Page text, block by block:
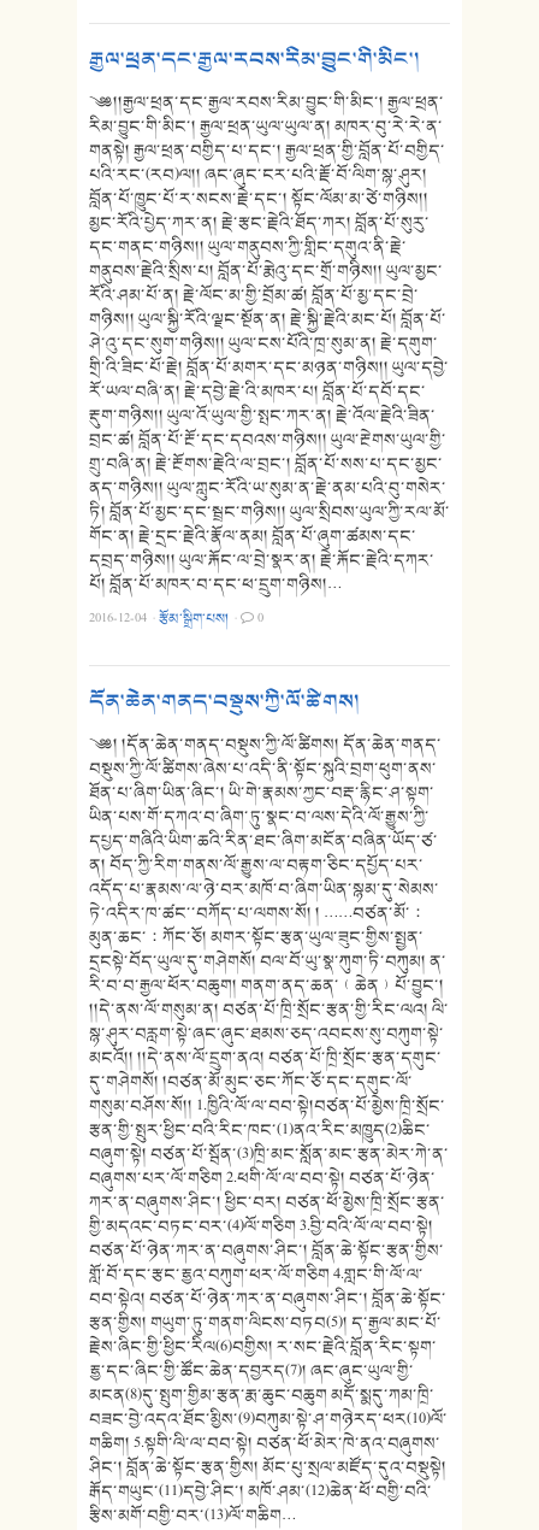
རྒྱལ་ཕྲན་དང་རྒྱལ་རབས་རིམ་བྱུང་གི་མིང་།
༄༅།།རྒྱལ་ཕྲན་དང་རྒྱལ་རབས་རིམ་བྱུང་གི་མིང་། རྒྱལ་ཕྲན་
རིམ་བྱུང་གི་མིང་། རྒྱལ་ཕྲན་ཡུལ་ཡུལ་ན། མཁར་བུ་རེ་རེ་ན་
གནསྟེ། རྒྱལ་ཕྲན་བགྱིད་པ་དང་། རྒྱལ་ཕྲན་གྱི་བློན་པོ་བགྱིད་
པའི་རང་(རབ)ལ།། ཞང་ཞུང་ངར་པའི་རྗོ་བོ་ལིག་སྙ་ཤུར།
བློན་པོ་ཁྱུང་པོ་ར་སངས་རྗེ་དང་། སྟོང་ལོམ་མ་ཙེ་གཉིས།།
མྱང་རོའི་པྱེད་ཀར་ན། རྗེ་རྩང་རྗེའི་ཐོད་ཀར། བློན་པོ་སུརུ་
དང་གནང་གཉིས།། ཡུལ་གནུབས་ཀྱི་གླིང་དགུའ་ནི་རྗེ་
གནུབས་རྗེའི་སྲིས་པ། བློན་པོ་རྨེའུ་དང་གྲོ་གཉིས།། ཡུལ་མྱང་
རོའི་ཤམ་པོ་ན། རྗེ་ལོང་མ་གྱི་བྲོམ་ཚ། བློན་པོ་མྱ་དང་བྲེ་
གཉིས།། ཡུལ་སྐྱི་རོའི་ལྗང་སྔོན་ན། རྗེ་སྐྱི་རྗེའི་མང་པོ། བློན་པོ་
ཤེ་འུ་དང་སུག་གཉིས།། ཡུལ་ངས་པོའི་ཁྲ་སུམ་ན། རྗེ་དགུག་
གྲི་འི་ཟིང་པོ་རྗེ། བློན་པོ་མགར་དང་མཉན་གཉིས།། ཡུལ་དབྱེ་
རོ་ཡལ་བཞི་ན། རྗེ་དབྱེ་རྗེ་འི་མཁར་པ། བློན་པོ་དབོ་དང་
རྡུག་གཉིས།། ཡུལ་འོ་ཡུལ་གྱི་སྤང་ཀར་ན། རྗེ་འོལ་རྗེའི་ཟིན་
བྲང་ཚ། བློན་པོ་རྔོ་དང་དབའས་གཉིས།། ཡུལ་རྔེགས་ཡུལ་གྱི་
གྲུ་བཞི་ན། རྗེ་རྔོགས་རྗེའི་ལ་བྲང་། བློན་པོ་སས་པ་དང་མྱང་
ནད་གཉིས།། ཡུལ་ཀླུང་རོའི་ཡ་སུམ་ན་རྗེ་ནམ་པའི་བུ་གསེར་
ཏི། བློན་པོ་མྱང་དང་སྦྲང་གཉིས།། ཡུལ་སྲིབས་ཡུལ་ཀྱི་རལ་མོ་
གོང་ན། རྗེ་དྲང་རྗེའི་རྣོལ་ནམ། བློན་པོ་ཞུག་ཚམས་དང་
དབྲད་གཉིས།། ཡུལ་རྐོང་ལ་བྲེ་སྣར་ན། རྗེ་རྐོང་རྗེའི་དཀར་
པོ། བློན་པོ་མཁར་བ་དང་ཕ་དྲུག་གཉིས།…
2016-12-04 ·རྩོམ་སྒྲིག་པས། · 0
དོན་ཆེན་གནད་བསྡུས་ཀྱི་ལོ་ཚིགས།
༄༅། །དོན་ཆེན་གནད་བསྡུས་ཀྱི་ལོ་ཚིགས། དོན་ཆེན་གནད་
བསྡུས་ཀྱི་ལོ་ཚིགས་ཞེས་པ་འདི་ནི་སྟོང་སྐུའི་བྲག་ཕུག་ནས་
ཐོན་པ་ཞིག་ཡིན་ཞིང་། ཡི་གེ་རྣམས་ཀྱང་བརྡ་རྙིང་ཤ་སྟག་
ཡིན་པས་གོ་དཀའ་བ་ཞིག་ཏུ་སྣང་བ་ལས་དེའི་ལོ་རྒྱུས་ཀྱི་
དཔྱད་གཞིའི་ཡིག་ཆའི་རིན་ཐང་ཞིག་མངོན་བཞིན་ཡོད་ཙ་
ན། བོད་ཀྱི་རིག་གནས་ལོ་རྒྱུས་ལ་བརྟག་ཅིང་དཔྱོད་པར་
འདོད་པ་རྣམས་ལ་ཉེ་བར་མཁོ་བ་ཞིག་ཡིན་སྙམ་དུ་སེམས་
ཏེ་འདིར་ཁ་ཚང་་བཀོད་པ་ལགས་སོ། ། ……བཙན་མོ་：
མུན་ཆང་：ཀོང་ཅོ། མགར་སྟོང་རྩན་ཡུལ་ཟུང་གྱིས་སྤྱན་
དྲངསྟེ་བོད་ཡུལ་དུ་གཤེགསོ། བལ་བོ་ཡུ་སྣ་ཀུག་ཏི་བཀུམ། ན་
རི་བ་བ་རྒྱལ་ཕོར་བཆུག། གནག་ནད་ཆན་﹙ཆེན﹚པོ་བྱུང་།
།།དེ་ནས་ལོ་གསུམ་ན། བཙན་པོ་ཁྲི་སྲོང་རྩན་གྱི་རིང་ལའ། ལི་
སྙ་ཤུར་བརླག་སྟེ་ཞང་ཞུང་ཐམས་ཅད་འབངས་སུ་བཀུག་སྟེ་
མངའོ།། །།དེ་ནས་ལོ་དྲུག་ནའ། བཙན་པོ་ཁྲི་སྲོང་རྩན་དགུང་
དུ་གཤེགསོ། །བཙན་མོ་མུང་ཅང་ཀོང་ཅོ་དང་དགུང་ལོ་
གསུམ་བཤོས་སོ།། 1.ཁྱིའི་ལོ་ལ་བབ་སྟེ།བཙན་པོ་མྱེས་ཁྲི་སྲོང་
རྩན་གྱི་སྤུར་ཕྱིང་བའི་རིང་ཁང་(1)ནའ་རིང་མཁྱུད(2)ཆིང་
བཞུག་སྟེ། བཙན་པོ་སྦོན་(3)ཁྲི་མང་སློན་མང་རྩན་མེར་ཀེ་ན་
བཞུགས་པར་ལོ་གཅིག 2.ཕགི་ལོ་ལ་བབ་སྟེ། བཙན་པོ་ཉེན་
ཀར་ན་བཞུགས་ཤིང་། ཕྱིང་བར། བཙན་ཕོ་མྱེས་ཁྲི་སྲོང་རྩན་
གྱི་མདའང་བཏང་བར་(4)ལོ་གཅིག 3.བྱི་བའི་ལོ་ལ་བབ་སྟེ།
བཙན་པོ་ཉེན་ཀར་ན་བཞུགས་ཤིང་། བློན་ཆེ་སྟོང་རྩན་གྱིས་
གློ་བོ་དང་རྩང་རྷྱའ་བཀུག་ཕར་ལོ་གཅིག 4.གླང་གི་ལོ་ལ་
བབ་སྟེའ། བཙན་པོ་ཉེན་ཀར་ན་བཞུགས་ཤིང་། བློན་ཆེ་སྟོང་
རྩན་གྱིས། གཡུག་ཏུ་གནག་ལིངས་བཏབ(5)། ད་རྒྱལ་མང་པོ་
རྗེས་ཞིང་གྱི་ཕྱིང་རིལ(6)བགྱིས། ར་སང་རྗེའི་བློན་རིང་སྟག་
རྷྱ་དང་ཞིང་གྱི་ཚོང་ཆེན་དབྱརད(7)། ཞང་ཞུང་ཡུལ་གྱི་
མངན(8)དུ་སྤུག་གྱིམ་རྩན་རྨ་ཆུང་བཆུག མདོ་སྨདུ་ཀམ་ཁྲི་
བཟང་བྱེ་འདའ་ཐོང་མྱིས་(9)བཀུམ་སྟེ་ཤ་གཉེརད་ཕར(10)ལོ་
གཆིག། 5.སྟགི་ལི་ལ་བབ་སྟེ། བཙན་ཕོ་མེར་ཁེ་ནའ་བཞུགས་
ཤིང་། བློན་ཆེ་སྟོང་རྩན་གྱིས། མོང་པུ་སྲལ་མཛོད་དུའ་བསྡུསྟེ།
རྒོད་གཡུང་(11)དབྱེ་ཤིང་། མཁོ་ཤམ་(12)ཆེན་ཕོ་བགྱི་བའི་
རྩིས་མགོ་བགྱི་བར་(13)ལོ་གཆིག…